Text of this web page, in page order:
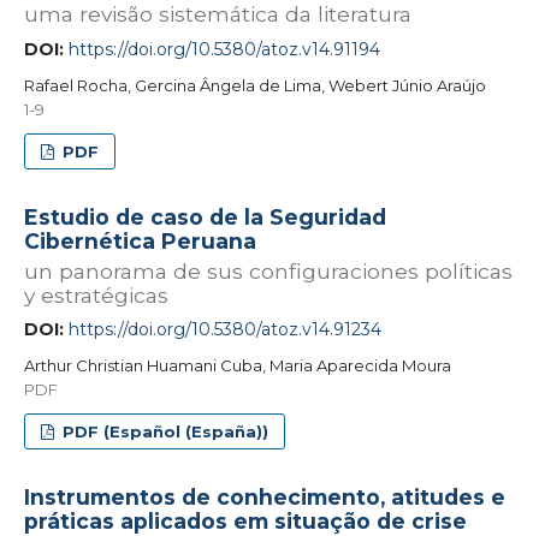
uma revisão sistemática da literatura
DOI: https://doi.org/10.5380/atoz.v14.91194
Rafael Rocha, Gercina Ângela de Lima, Webert Júnio Araújo
1-9
PDF
Estudio de caso de la Seguridad
Cibernética Peruana
un panorama de sus configuraciones políticas
y estratégicas
DOI: https://doi.org/10.5380/atoz.v14.91234
Arthur Christian Huamani Cuba, Maria Aparecida Moura
PDF
PDF (Español (España))
Instrumentos de conhecimento, atitudes e
práticas aplicados em situação de crise